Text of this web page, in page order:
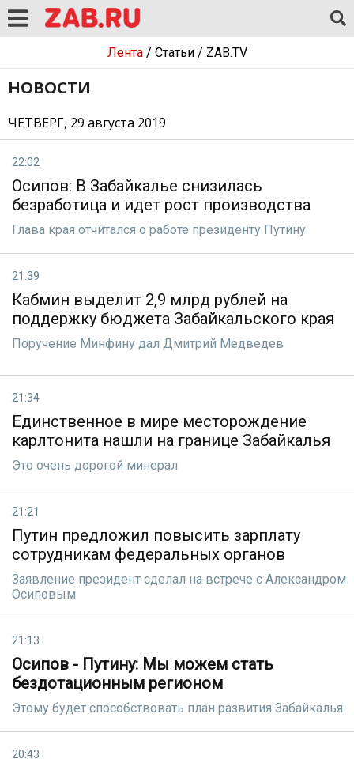
Лента/ Статьи/ ZAB.TV
НОВОСТИ
ЧЕТВЕРГ, 29 августа 2019
22:02
Осипов: В Забайкалье снизилась
безработица и идет рост производства
Глава края отчитался о работе президенту Путину
21:39
Кабмин выделит 2,9 млрд рублей на
поддержку бюджета Забайкальского края
Поручение Минфину дал Дмитрий Медведев
21:34
Единственное в мире месторождение
карлтонита нашли на границе Забайкалья
Это очень дорогой минерал
21:21
Путин предложил повысить зарплату
сотрудникам федеральных органов
Заявление президент сделал на встрече с Александром
Осиповым
21:13
Осипов - Путину: Мы можем стать
бездотационным регионом
Этому будет способствовать план развития Забайкалья
20:43